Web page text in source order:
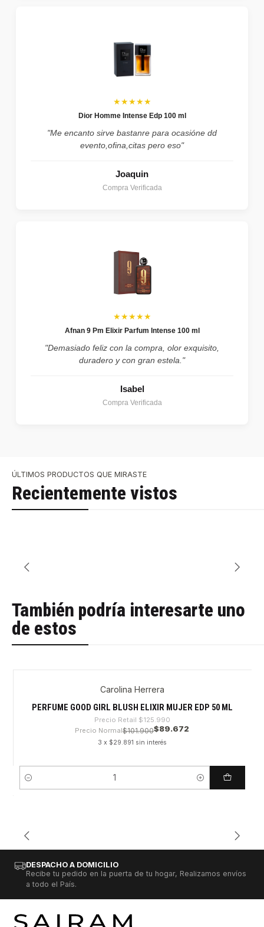
★★★★★
Dior Homme Intense Edp 100 ml
"Me encanto sirve bastanre para ocasióne dd
evento,ofina,citas pero eso"
Joaquin
Compra Verificada
★★★★★
Afnan 9 Pm Elixir Parfum Intense 100 ml
"Demasiado feliz con la compra, olor exquisito,
duradero y con gran estela."
Isabel
Compra Verificada
ÚLTIMOS PRODUCTOS QUE MIRASTE
Recientemente vistos
También podría interesarte uno
de estos
Carolina Herrera
PERFUME GOOD GIRL BLUSH ELIXIR MUJER EDP 50 ML
Precio Retail $125.990
Precio Normal$101.900$89.672
3 x $29.891 sin interés
Cantidad
DESPACHO A DOMICILIO
Recibe tu pedido en la puerta de tu hogar, Realizamos envíos
a todo el País.